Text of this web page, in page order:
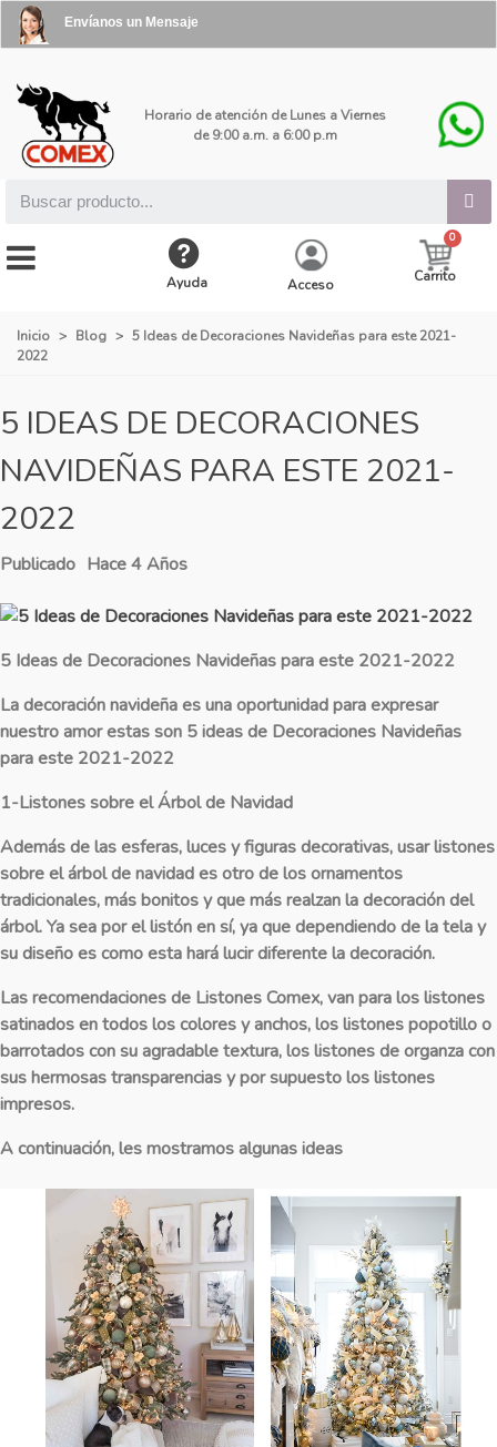
Envíanos un Mensaje
Horario de atención de Lunes a Viernes
de 9:00 a.m. a 6:00 p.m
Ayuda Acceso Carrito
Inicio > Blog > 5 Ideas de Decoraciones Navideñas para este 2021-
2022
5 IDEAS DE DECORACIONES
NAVIDEÑAS PARA ESTE 2021-
2022
Publicado Hace 4 Años
5 Ideas de Decoraciones Navideñas para este 2021-2022
La decoración navideña es una oportunidad para expresar
nuestro amor estas son 5 ideas de Decoraciones Navideñas
para este 2021-2022
1-Listones sobre el Árbol de Navidad
Además de las esferas, luces y figuras decorativas, usar listones
sobre el árbol de navidad es otro de los ornamentos
tradicionales, más bonitos y que más realzan la decoración del
árbol. Ya sea por el listón en sí, ya que dependiendo de la tela y
su diseño es como esta hará lucir diferente la decoración.
Las recomendaciones de Listones Comex, van para los listones
satinados en todos los colores y anchos, los listones popotillo o
barrotados con su agradable textura, los listones de organza con
sus hermosas transparencias y por supuesto los listones
impresos.
A continuación, les mostramos algunas ideas